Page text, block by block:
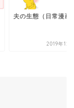
夫の生態（日常漫画
2019年12